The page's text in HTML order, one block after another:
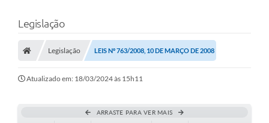
Legislação
Legislação LEIS Nº 763/2008, 10 DE MARÇO DE 2008
Atualizado em: 18/03/2024 às 15h11
ARRASTE PARA VER MAIS